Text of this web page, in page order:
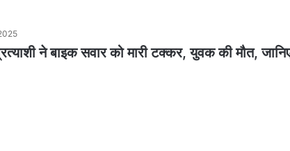
ने बाइक सवार को मारी टक्कर, युवक की मौत,